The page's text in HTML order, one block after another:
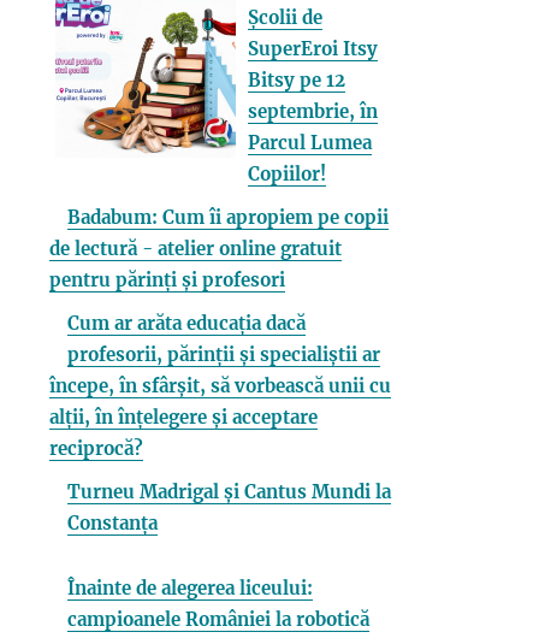
Școlii de
SuperEroi Itsy
Bitsy pe 12
septembrie, în
Parcul Lumea
Copiilor!
Badabum: Cum îi apropiem pe copii
de lectură - atelier online gratuit
pentru părinți și profesori
Cum ar arăta educația dacă
profesorii, părinții și specialiștii ar
începe, în sfârșit, să vorbească unii cu
alții, în înțelegere și acceptare
reciprocă?
Turneu Madrigal și Cantus Mundi la
Constanța
Înainte de alegerea liceului:
campioanele României la robotică